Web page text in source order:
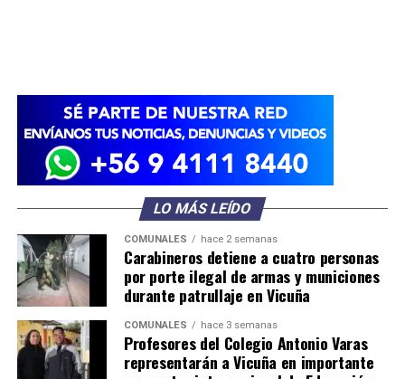
LO MÁS LEÍDO
COMUNALES hace 2 semanas
Carabineros detiene a cuatro personas
por porte ilegal de armas y municiones
durante patrullaje en Vicuña
COMUNALES hace 3 semanas
Profesores del Colegio Antonio Varas
representarán a Vicuña en importante